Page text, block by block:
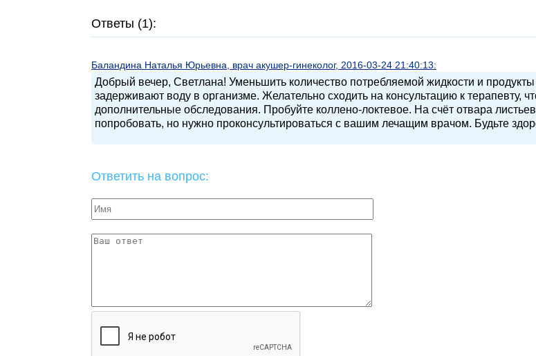
Ответы (1):
Баландина Наталья Юрьевна, врач акушер-гинеколог, 2016-03-24 21:40:13:
Добрый вечер, Светлана! Уменьшить количество потребляемой жидкости и
задерживают воду в организме. Желательно сходить на консультацию к терапевту,
дополнительные обследования. Пробуйте коллено-локтевое. На счёт отвара
попробовать, но нужно проконсультироваться с вашим лечащим врачом. Будьте
Ответить на вопрос: